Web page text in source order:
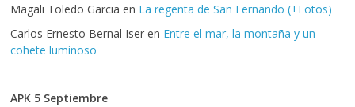
Magali Toledo Garcia en La regenta de San Fernando (+Fotos)
Carlos Ernesto Bernal Iser en Entre el mar, la montaña y un
cohete luminoso
APK 5 Septiembre